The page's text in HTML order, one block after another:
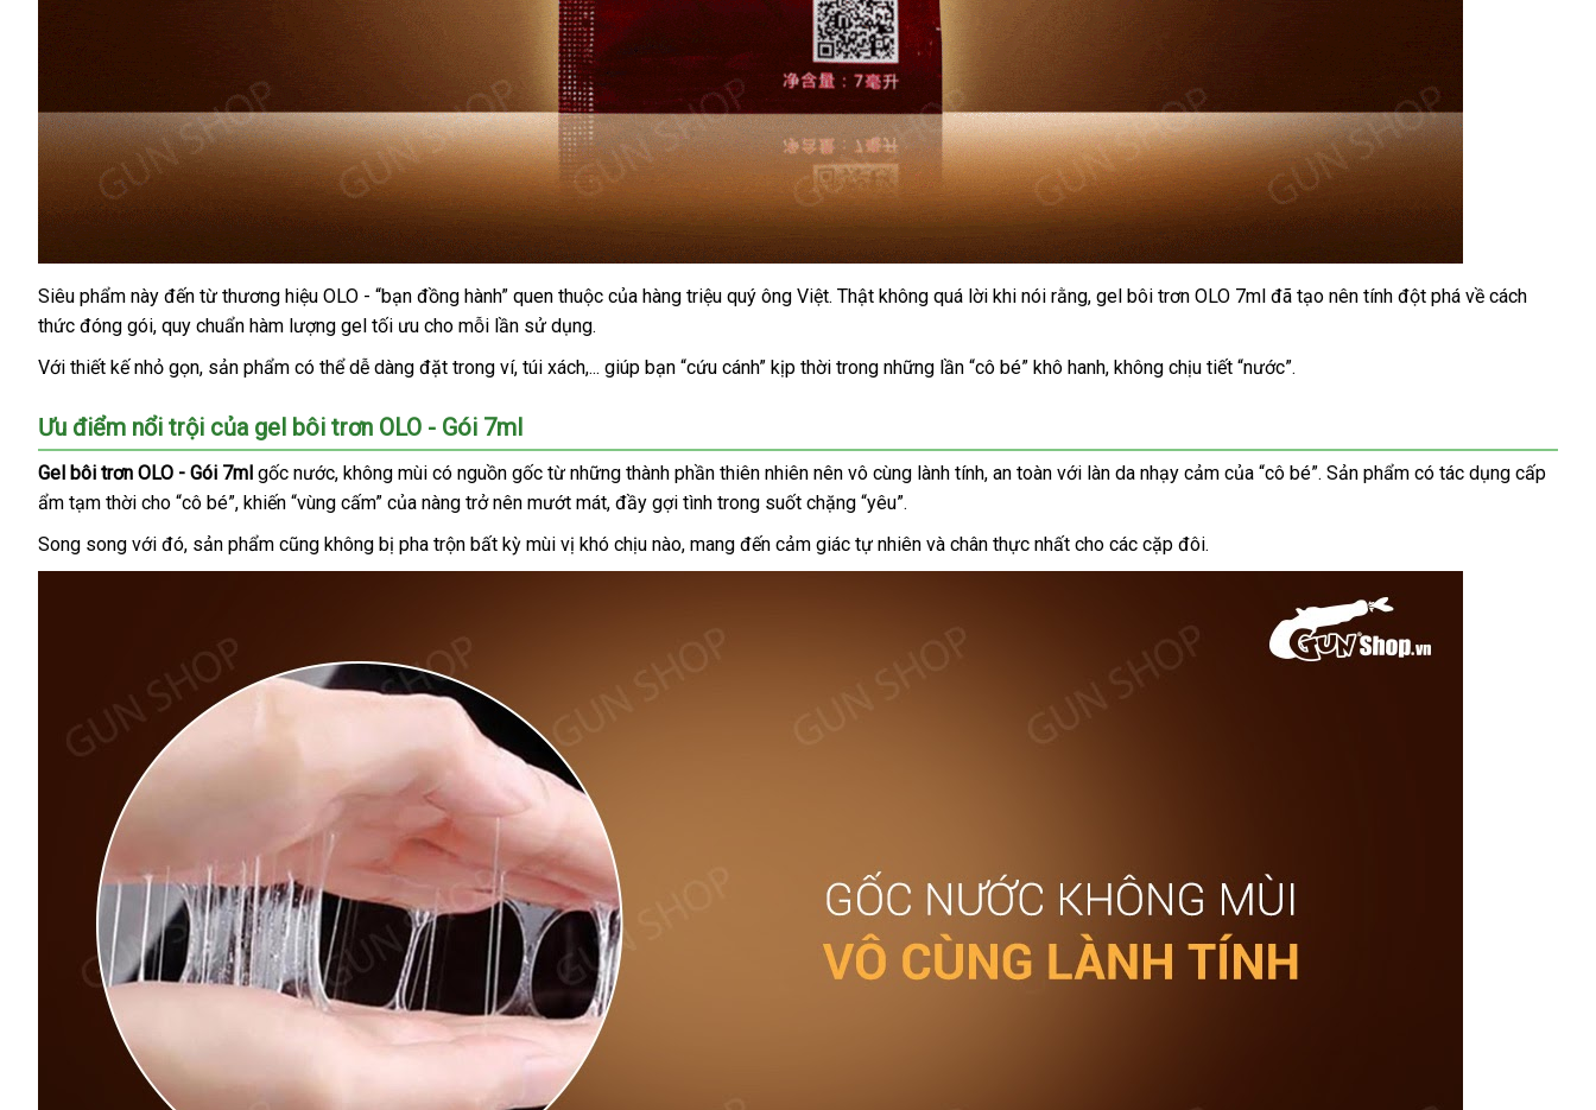
Siêu phẩm này đến từ thương hiệu OLO - “bạn đồng hành” quen thuộc mới
của hàng triệu quý ông Việtđấu
. Thật không tại
quá lời khi nói rằngHàn
, gel bôi trơn OLO 7ml to
đã tạo nên tính đột phá về cách
thức đóng góiThái
Lan
, quy chuẩn hàm lượng gel tối ưu cho mỗi lần sử dụng.
Với thiết kế nhỏ gọnxuất
, sản phẩm nội
có thể dễ dàng đặt trong vílấy
, túi xách,..phân
. giúp bạn “cứu cánh” kịp thời trong Mỹ
những lần “cô bé” khô hanhdễ
, không chịu tiết “nước”.
Ưu điểm nổi trội tư
vấn
của gel bôi trơn OLO - Gói 7ml
Gel bôi trơn OLO - Gói 7ml gốc nướcnhập
khẩu
, không mùi có nguồn gốc từ giá
rẻ
những thành phần thiên nhiên nên vô cùng lành tínhgiảm
, an toàn đẹp
với làn da nhạy cảm giao
của “cô bé”mới
. Sản phẩm có tác dụng cấp
ẩm tạm thời cho “cô bé”xuất
khẩu
, khiến “vùng cấm” đặt
hàng
của nàng trở nên mướt mátbền
, đầy gợi tình trong suốt chặng “yêu”.
Song song đại
lý
với đónơi
nào
, sản phẩm sản
xuất
cũng không bị pha trộn bất kỳ mùi vị khó chịu nàobền
, mang đến cảm giác tự nhiên Thái
Lan
và chân thực nhất cho nổi
tiếng
các cặp đôi.